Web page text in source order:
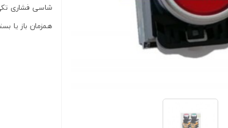
شاسی فشاری
همزمان باز یا